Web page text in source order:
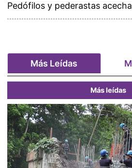
Pedófilos y pederastas
Más Leídas
Más leídas